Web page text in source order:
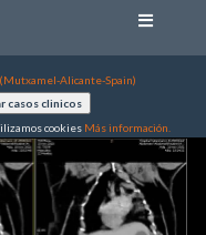
(Mutxamel-Alicante-Spain)
cookies Más información.